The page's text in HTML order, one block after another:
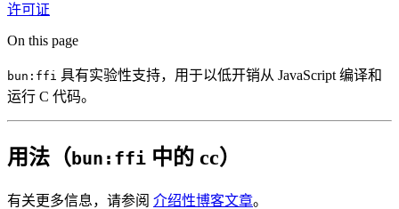
许可证
On this page
bun:ffi 具有实验性支持，用于以低开销从 JavaScript 编译和
运行 C 代码。
用法（ bun:ffi 中的 cc）
有关更多信息，请参阅 介绍性博客文章。